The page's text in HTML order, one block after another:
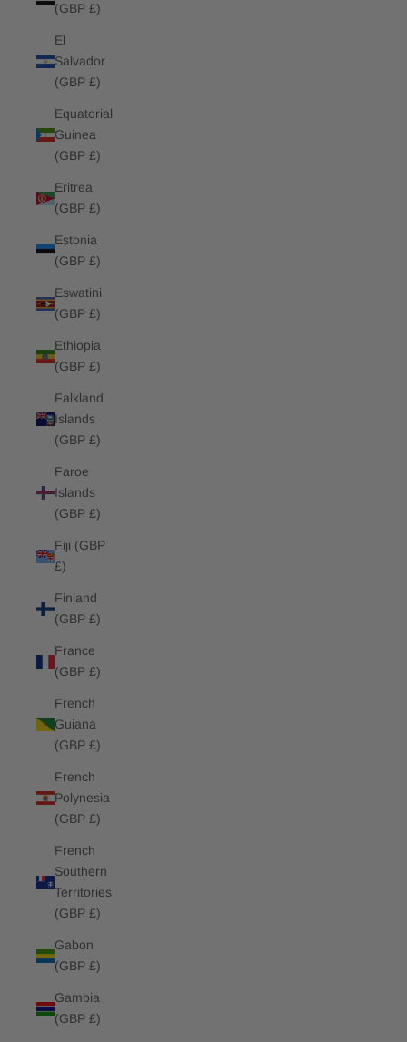
(GBP £)
El
Salvador
(GBP £)
Equatorial
Guinea
(GBP £)
Eritrea
(GBP £)
Estonia
(GBP £)
Eswatini
(GBP £)
Ethiopia
(GBP £)
Falkland
Islands
(GBP £)
Faroe
Islands
(GBP £)
Fiji (GBP
£)
Finland
(GBP £)
France
(GBP £)
French
Guiana
(GBP £)
French
Polynesia
(GBP £)
French
Southern
Territories
(GBP £)
Gabon
(GBP £)
Gambia
(GBP £)